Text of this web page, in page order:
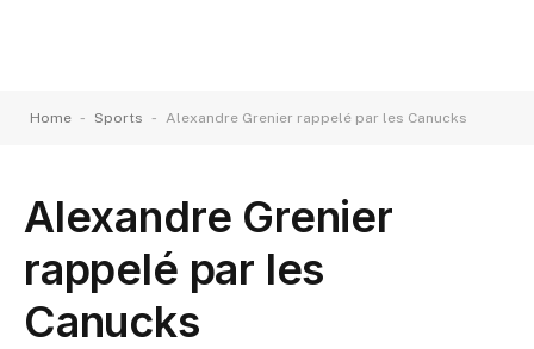
Home - Sports - Alexandre Grenier rappelé par les Canucks
Alexandre Grenier
rappelé par les
Canucks